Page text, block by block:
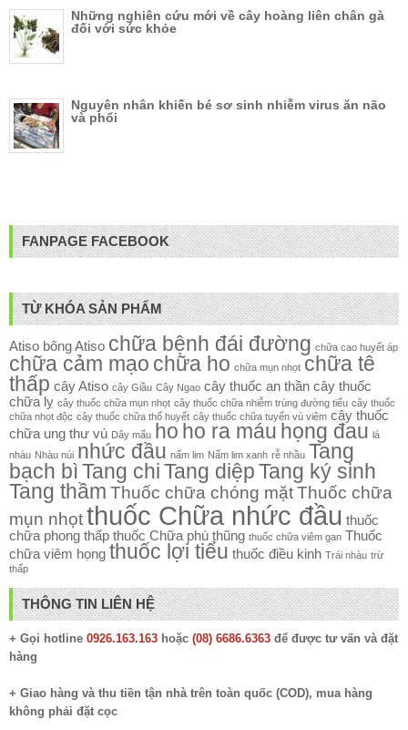
Những nghiên cứu mới về cây hoàng liên chân gà
đối với sức khỏe
Nguyên nhân khiến bé sơ sinh nhiễm virus ăn não
và phổi
FANPAGE FACEBOOK
TỪ KHÓA SẢN PHẨM
Atiso bông Atiso chữa bệnh đái đường chữa cao huyết áp
chữa cảm mạo chữa ho chữa mụn nhọt chữa tê
thấp cây Atiso cây Giầu Cây Ngao cây thuốc an thần cây thuốc
chữa lỵ cây thuốc chữa mụn nhọt cây thuốc chữa nhiễm trùng đường tiểu cây thuốc
chữa nhọt độc cây thuốc chữa thổ huyết cây thuốc chữa tuyến vú viêm cây thuốc
chữa ung thư vú Dây mấu ho ho ra máu họng đau lá
nhàu Nhàu núi nhức đầu nấm lim Nấm lim xanh rễ nhầu Tang
bạch bì Tang chi Tang diệp Tang ký sinh
Tang thầm Thuốc chữa chóng mặtThuốc chữa
mụn nhọtthuốc Chữa nhức đầu thuốc
chữa phong thấp thuốc Chữa phù thũng thuốc chữa viêm gan Thuốc
chữa viêm họng thuốc lợi tiểu thuốc điều kinh Trái nhàu trừ
thấp
THÔNG TIN LIÊN HỆ
+ Gọi hotline 0926.163.163 hoặc (08) 6686.6363 để được tư vấn và đặt
hàng
+ Giao hàng và thu tiền tận nhà trên toàn quốc (COD), mua hàng
không phải đặt cọc